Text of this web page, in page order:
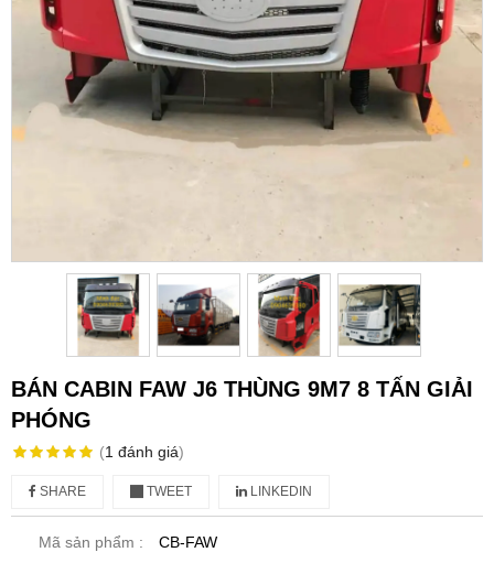
BÁN CABIN FAW J6 THÙNG 9M7 8 TẤN GIẢI
PHÓNG
(1 đánh giá)
SHARE TWEET LINKEDIN
Mã sản phẩm :
CB-FAW